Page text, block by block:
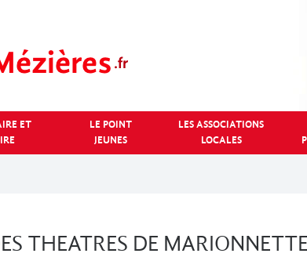
ET
LE POINT
JEUNES
LES ASSOCIATIONS
LOCALES
THEATRES DE